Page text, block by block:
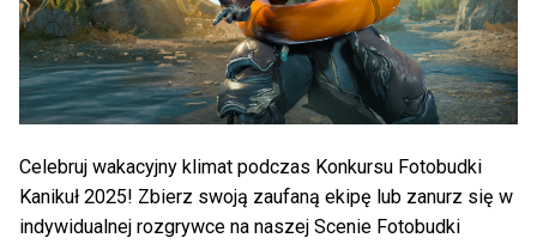
Celebruj wakacyjny klimat podczas Konkursu Fotobudki
Kanikuł 2025! Zbierz swoją zaufaną ekipę lub zanurz się w
indywidualnej rozgrywce na naszej Scenie Fotobudki